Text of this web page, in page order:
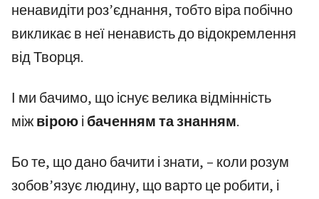
ненавидіти роз’єднання, тобто віра побічно
викликає в неї ненависть до відокремлення
від Творця.
І ми бачимо, що існує велика відмінність
міжвіроюі баченням та знанням.
Бо те, що дано бачити і знати, – коли розум
зобов’язує людину, що варто це робити, і